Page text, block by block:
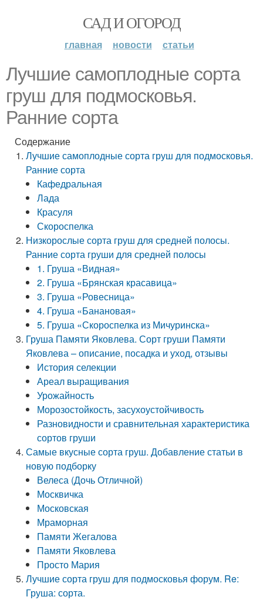
САД И ОГОРОД
главная новости статьи
Лучшие самоплодные сорта
груш для подмосковья.
Ранние сорта
Содержание
Лучшие самоплодные сорта груш для подмосковья.
Ранние сорта
Кафедральная
Лада
Красуля
Скороспелка
Низкорослые сорта груш для средней полосы.
Ранние сорта груши для средней полосы
1. Груша «Видная»
2. Груша «Брянская красавица»
3. Груша «Ровесница»
4. Груша «Банановая»
5. Груша «Скороспелка из Мичуринска»
Груша Памяти Яковлева. Сорт груши Памяти
Яковлева – описание, посадка и уход, отзывы
История селекции
Ареал выращивания
Урожайность
Морозостойкость, засухоустойчивость
Разновидности и сравнительная характеристика
сортов груши
Самые вкусные сорта груш. Добавление статьи в
новую подборку
Велеса (Дочь Отличной)
Москвичка
Московская
Мраморная
Памяти Жегалова
Памяти Яковлева
Просто Мария
Лучшие сорта груш для подмосковья форум. Re:
Груша: сорта.